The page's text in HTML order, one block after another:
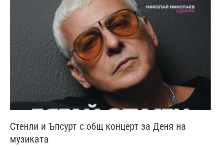
Стенли и Ъпсурт с общ концерт за Деня на
музиката